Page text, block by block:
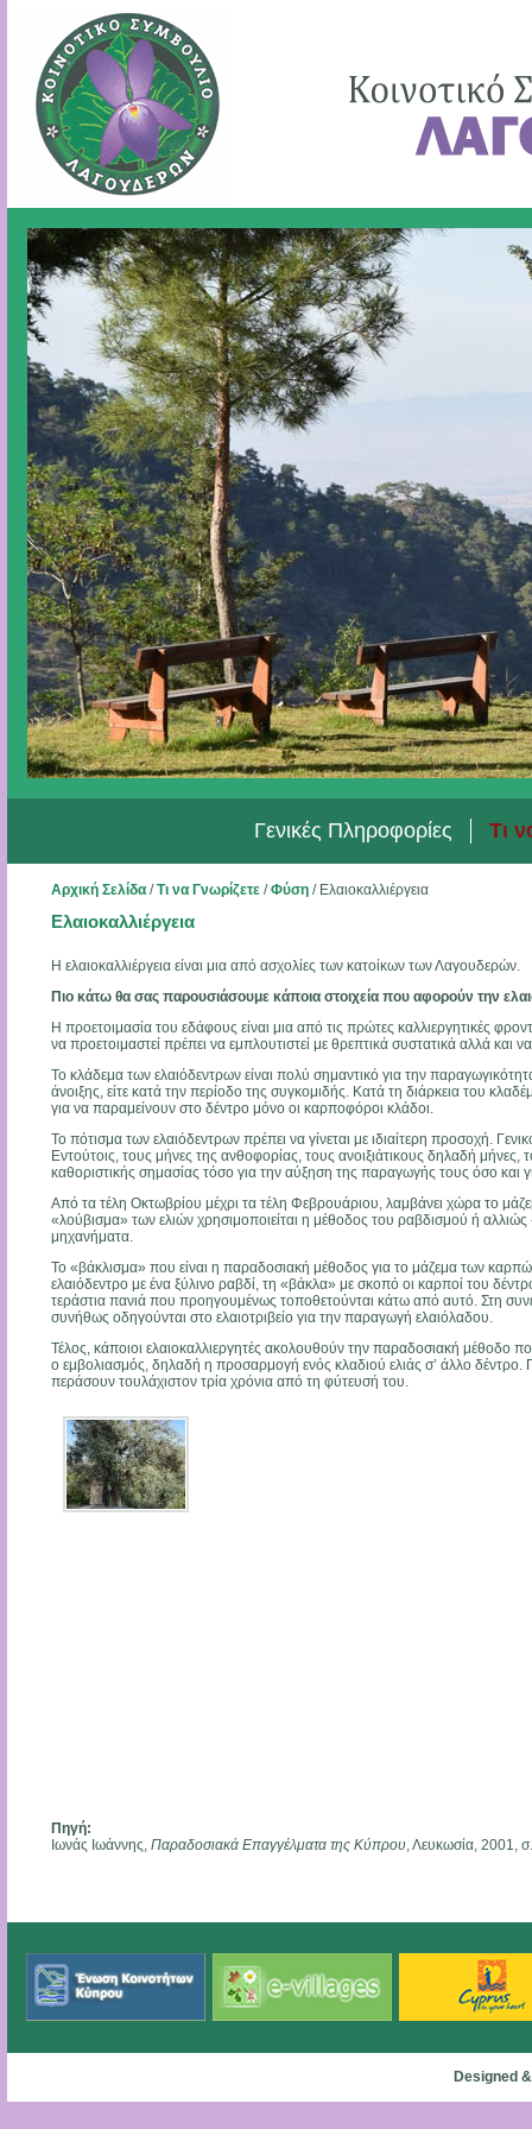
Γενικές Πληροφορίες Τι
Αρχική Σελίδα/Τι να Γνωρίζετε/Φύση/ Ελαιοκαλλιέργεια
Ελαιοκαλλιέργεια
Η ελαιοκαλλιέργεια είναι μια από ασχολίες των κατοίκων των Λαγουδερών.
Πιο κάτω θα σας παρουσιάσουμε κάποια στοιχεία που αφορούν την
Η προετοιμασία του εδάφους είναι μια από τις πρώτες καλλιεργητικές
να προετοιμαστεί πρέπει να εμπλουτιστεί με θρεπτικά συστατικά αλλά και
Το κλάδεμα των ελαιόδεντρων είναι πολύ σημαντικό για την παραγωγικότητά
άνοιξης, είτε κατά την περίοδο της συγκομιδής. Κατά τη διάρκεια του
για να παραμείνουν στο δέντρο μόνο οι καρποφόροι κλάδοι.
Το πότισμα των ελαιόδεντρων πρέπει να γίνεται με ιδιαίτερη προσοχή.
Εντούτοις, τους μήνες της ανθοφορίας, τους ανοιξιάτικους δηλαδή μήνες,
καθοριστικής σημασίας τόσο για την αύξηση της παραγωγής τους όσο και
Από τα τέλη Οκτωβρίου μέχρι τα τέλη Φεβρουάριου, λαμβάνει χώρα το
«λούβισμα» των ελιών χρησιμοποιείται η μέθοδος του ραβδισμού ή
μηχανήματα.
Το «βάκλισμα» που είναι η παραδοσιακή μέθοδος για το μάζεμα των
ελαιόδεντρο με ένα ξύλινο ραβδί, τη «βάκλα» με σκοπό οι καρποί του
τεράστια πανιά που προηγουμένως τοποθετούνται κάτω από αυτό. Στη
συνήθως οδηγούνται στο ελαιοτριβείο για την παραγωγή ελαιόλαδου.
Τέλος, κάποιοι ελαιοκαλλιεργητές ακολουθούν την παραδοσιακή μέθοδο
ο εμβολιασμός, δηλαδή η προσαρμογή ενός κλαδιού ελιάς σ’ άλλο δέντρο.
περάσουν τουλάχιστον τρία χρόνια από τη φύτευσή του.
Πηγή:
Ιωνάς Ιωάννης, Παραδοσιακά Επαγγέλματα της Κύπρου, Λευκωσία, 2001,
Designed